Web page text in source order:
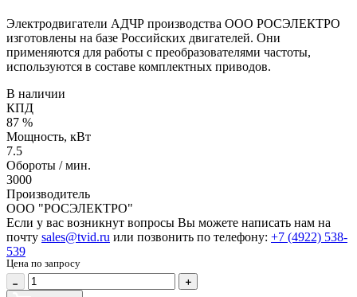
Электродвигатели АДЧР производства ООО РОСЭЛЕКТРО
изготовлены на базе Российских двигателей. Они
применяются для работы с преобразователями частоты,
используются в составе комплектных приводов.
В наличии
КПД
87 %
Мощность, кВт
7.5
Обороты / мин.
3000
Производитель
ООО "РОСЭЛЕКТРО"
Если у вас возникнут вопросы Вы можете написать нам на
почту sales@tvid.ru или позвонить по телефону: +7 (4922) 538-
539
Цена по запросу